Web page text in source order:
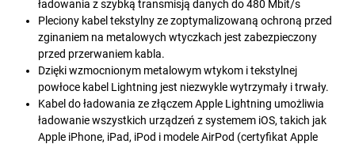
ładowania z szybką transmisją danych do 480 Mbit/s
Pleciony kabel tekstylny ze zoptymalizowaną ochroną przed
zginaniem na metalowych wtyczkach jest zabezpieczony
przed przerwaniem kabla.
Dzięki wzmocnionym metalowym wtykom i tekstylnej
powłoce kabel Lightning jest niezwykle wytrzymały i trwały.
Kabel do ładowania ze złączem Apple Lightning umożliwia
ładowanie wszystkich urządzeń z systemem iOS, takich jak
Apple iPhone, iPad, iPod i modele AirPod (certyfikat Apple